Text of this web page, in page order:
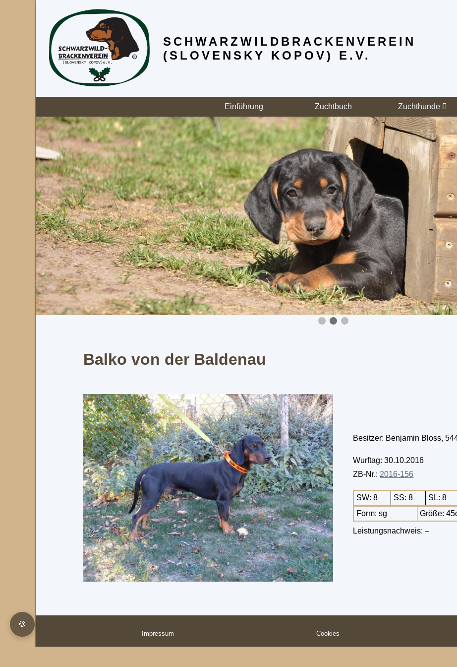
SCHWARZWILD­BRACKENVEREIN
(SLOVENSKY KOPOV) E.V.
Einführung Zuchtbuch Zuchthunde
Balko von der Baldenau
Besitzer: Benjamin Bloss,
Wurftag: 30.10.2016
ZB-Nr.: 2016-156
SW: 8 SS: 8 SL: 8
Form: sg
Größe:
Leistungsnachweis: –
Impressum Cookies
🍪